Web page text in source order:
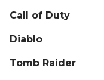
Call of Duty
Diablo
Tomb Raider